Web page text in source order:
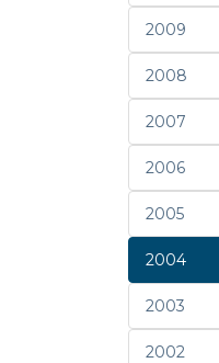
2009
2008
2007
2006
2005
2004
2003
2002